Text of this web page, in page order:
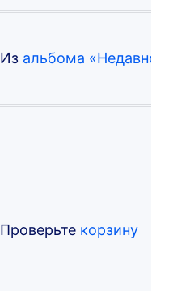
Из альбома «Недавно
Проверьте корзину